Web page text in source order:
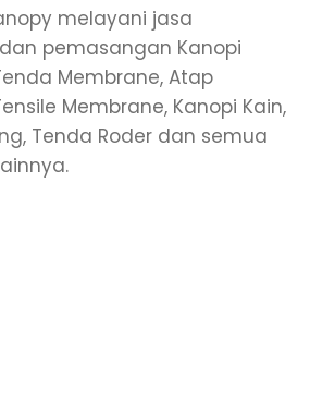
melayani jasa
pemasangan Kanopi
Membrane, Atap
Membrane, Kanopi Kain,
Tenda Roder dan semua